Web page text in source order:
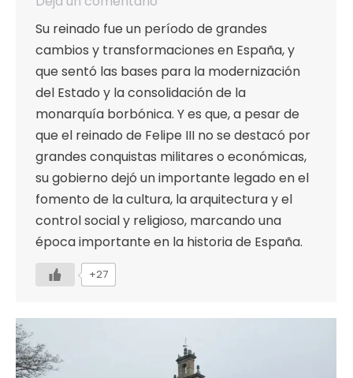
Su reinado fue un período de grandes
cambios y transformaciones en España, y
que sentó las bases para la modernización
del Estado y la consolidación de la
monarquía borbónica. Y es que, a pesar de
que el reinado de Felipe III no se destacó por
grandes conquistas militares o económicas,
su gobierno dejó un importante legado en el
fomento de la cultura, la arquitectura y el
control social y religioso, marcando una
época importante en la historia de España.
+27